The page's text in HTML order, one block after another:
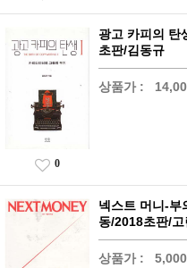
광고 카피의 탄
초판/김동규
상품가 :
0
넥스트 머니-부
동/2018초판/고
상품가 :